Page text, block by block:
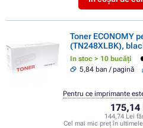
Toner ECONOMY
(TN248XLBK),
In stoc > 10 bucăți
5,84 ban / pagină
175,14
144,74 Lei
Cel mai mic preț în
Pentru ce imprimante